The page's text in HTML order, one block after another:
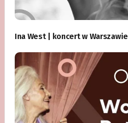
Ina West | koncert w Warszawie